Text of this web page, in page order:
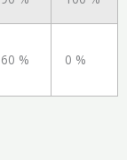
60 % 0 %